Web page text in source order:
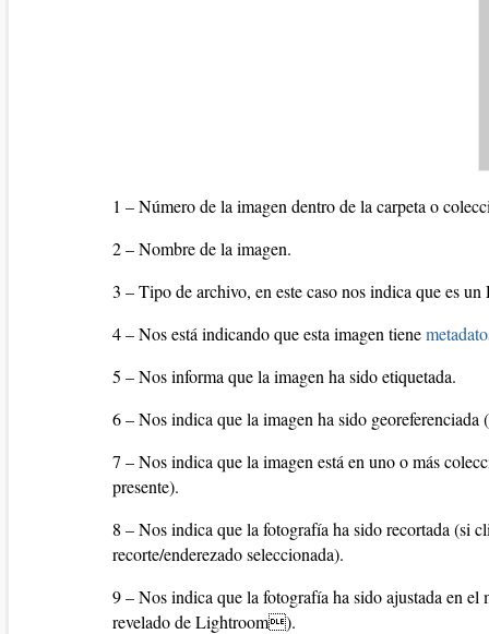
1 – Número de la imagen dentro de la carpeta o
2 – Nombre de la imagen.
3 – Tipo de archivo, en este caso nos indica que es
4 – Nos está indicando que esta imagen tiene
5 – Nos informa que la imagen ha sido etiquetada.
6 – Nos indica que la imagen ha sido
7 – Nos indica que la imagen está en uno o más
presente).
8 – Nos indica que la fotografía ha sido recortada (si
recorte/enderezado seleccionada).
9 – Nos indica que la fotografía ha sido ajustada en
revelado de Lightroom).